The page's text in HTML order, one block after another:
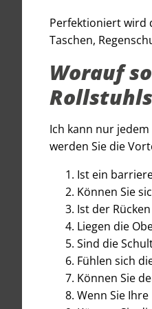
Perfektioniert wird
Taschen,
Worauf
Ich kann nur
werden Sie die
Ist ein
Können Sie
Ist der
Liegen die
Sind die
Fühlen sich
Können Sie
Wenn Sie